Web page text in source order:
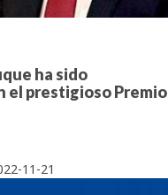
ha sido
el prestigioso Premio
11-21